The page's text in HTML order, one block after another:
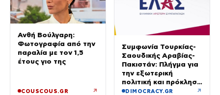
Ανθή Βούλγαρη:
Φωτογραφία από την
παραλία με τον 1,5
έτους γιο της
COUSCOUS.GR ↗
Συμφωνία Τουρκίας-
Σαουδικής Αραβίας-
Πακιστάν: Πλήγμα για
την εξωτερική
πολιτική και πρόκληση
για την Αθήνα, λέει η
DIMOCRACY.GR ↗